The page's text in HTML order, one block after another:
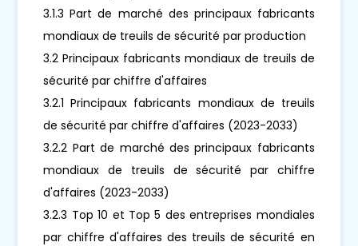
3.1.3 Part de marché des principaux fabricants
mondiaux de treuils de sécurité par production
3.2 Principaux fabricants mondiaux de treuils de
sécurité par chiffre d'affaires
3.2.1 Principaux fabricants mondiaux de treuils
de sécurité par chiffre d'affaires (2023-2033)
3.2.2 Part de marché des principaux fabricants
mondiaux de treuils de sécurité par chiffre
d'affaires (2023-2033)
3.2.3 Top 10 et Top 5 des entreprises mondiales
par chiffre d'affaires des treuils de sécurité en